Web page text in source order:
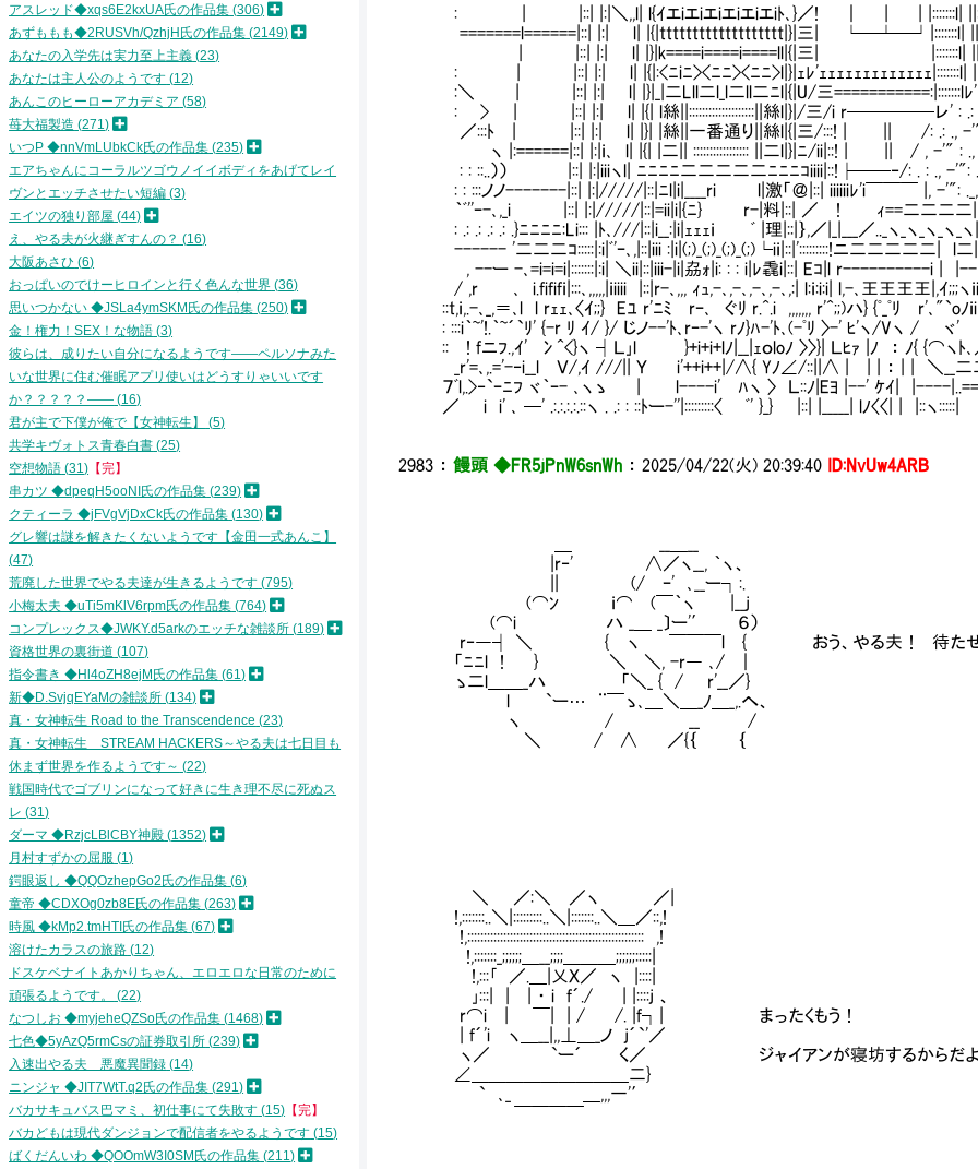
: | |::| |:|＼,,l| l{ｲエiエiエiエiエiエiﾄ､}／! ｜ | | |:::::::l|
=======l======|::| |:| l| |{|ttttttttttttttttttt|}|三| └─┴─┘|:::::::l|
| |::| |:| l| |}|k====i====i====ll|{|三| |:::::::l| ||::::::
: | |::| |:| l| |{|:<ﾆiﾆ><ﾆﾆ><ﾆﾆ>l|}|ｪﾚ'ｪｪｪｪｪｪｪｪｪｪｪｪｪ|:::::::l| ||
:＼ | |::| |:| l| |}|_|二Lll二l_l二ll二ﾆl|{|U/三===========:|:::::::lﾚ' :
: > | |::| |:| l| |{| l絲||::::::::::::::::::::||絲l|}|/三/i r─────レ' : .: .,
／:::ﾄ | |::| |:| l| |}| |絲||一番通り||絲l|{|三/:::! | || /: .: ., -'":
ヽ |:======|::| |:|ｉ､ l| |{| |二|| ::::::::::::::::: ||二l|}|ﾆ/ii|::! | || / , -'" : ., -
: : ::..）） |::| |:|iiiヽl| ﾆﾆﾆﾆ二二二二二ﾆﾆﾆｺiiii|::!├──‐/: . : ., -'": .:
: : :::ノノ-------|::| |:|/////|::|ﾆl|i|____ri l|激「＠|::| iiiiiiﾚ'i￣￣￣ |, -'":
｀ﾞ''ｰ-､,_i |::| |:|/////|::|=ii|i|{ﾆ} r-|料|::| ／ ! ｨ==二二二二|
: .: .: .: .: .}ﾆﾆﾆﾆ:Li::: |ﾄ､///|::|i__:|i|ｪｪｪｉ ﾞ |理|::|｝,／|_|___／.._ヽ_ヽ_ヽ_ヽ_
------ '二二二ｺ:::::|:i|ﾞ'ｰ､,|::|iii :|i|(;)_(;)_(;)_(;)└iｉ|::|':::::::::!ニ二二二二二| l二
, --ー -､=i=i=i|:::::::|:i| ＼ii|::|iii-|i|劦ｫ|i: : : i|ﾚ毳i|::| Eｺ|l r----------i | |--|
/ ,r ､ i.fififｉ|:::､,,,,,|ｉiiii |::|r-､,,, ｨｭ,-､,-､,-､,-､,:| l:ｉ:i:i| l,-､王王王王|,ｲ;;;ヽｉ
::t,ｉ,.-､_,＝､l l rｪｪ､〈ｲ;;} Eﾕ r'ﾆﾐ rｰ､ ぐﾘ r.^.i ,,,,,,, r'^;;)ハ} {ﾟ_ﾟﾘ r'､"`oﾉｉ
: :::i｀~'!.｀~´`ﾘ' {-r ﾘ ｲ/ }/ じノ--'ﾄ､rｰ-'ヽ rﾉ}ﾊ-'ﾄ､(-ﾟﾘ 〉-' ﾋ'ヽ/Vヽ
:: ! fニﾌ.,ｲ' 冫^<}ヽ ┤Ｌ｣l }+i+i+lﾉ|__|ｪｏloﾉ 〉〉}| Ｌﾋｧ |ﾉ ： ﾉ{ {⌒ヽ
_r'=､,.='-‐i__l Ｖ/,ｲ ///|| Ｙ i'++i++|/∧{ Yﾉ∠/::||∧ | | | ： | | ＼__二
７ﾞl,.>‐`ｰﾆﾌ ヾ｀ｰ- ､ヽゝ | l----i' ﾊヽ 〉 Ｌ::ﾉ|Eﾖ |--' ｹｲ| |----|..==|
／ i i' ､ ─' .:.:.:.:.::ヽ . .: : ::ﾄー-''|:::::::::〈 ﾞ' }_} |::| |_____| lﾉ〈〈| | |::ヽ
2983 ： 饅頭 ◆FR5jPnW6snWh ： 2025/04/22(火) 20:39:40 ID:NvUw4ARB
|r‐' ∧／ヽ__, ｀ヽ、
|| (/ ｰ' ､__ー┐:.
(⌒ﾝ ｉ⌒ (￣｀ヽ |__j
(⌒i ハ _＿ _〕ー'′ ６）
r‐―┤ ＼ { ヽ ￣￣￣l { おう、やる夫！ 待たせ
「ﾆﾆl ! } ＼ ＼, -r― ､/ ｜
ゝ二l＿＿_ハ 「＼_ { / r'__／}
l `ー… ¨￣ゝ､＿＼＿_ﾉ＿_,.へ、
ヽ / __ /
＼ / ∧ ／{｛ ｛
＼ ／:＼ ／ヽ ／|
!,:::::::..＼|:::::::::..＼|:::::::..＼＿／::,!
!,:::::::::::::::::::::::::::::::::::::::::::::::::::::: ,!
!,:::::::_;;;;;;＿__;;;;＿＿＿;;;;;;:::::|
!,:::｢ ／.＿|乂Ｘ／ ヽ |::::|
｣:::| | | ・ i f´./ | |::::j 、
r⌒i | ￣| | / /. |f┐| まったくもう！
| f´'i ヽ＿__|,,⊥＿_ノ j´`'／
ヽ／ `ー´ く／ ジャイアンが寝坊するからだよ
∠＿＿＿＿＿＿＿＿＿二}
` ､_ ＿,,,一'′
アスレッド◆xqs6E2kxUA氏の作品集 306
あずももも◆2RUSVh/QzhjH氏の作品集 2149
あなたの入学先は実力至上主義 23
あなたは主人公のようです 12
あんこのヒーローアカデミア 58
苺大福製造 271
いつP ◆nnVmLUbkCk氏の作品集 235
エアちゃんにコーラルツゴウノイイボディをあげてレイ
ヴンとエッチさせたい短編 3
エイツの独り部屋 44
え、やる夫が火継ぎすんの？
16
大阪あさひ 6
おっぱいのでけーヒロインと行く色んな世界 36
思いつかない ◆JSLa4ymSKM氏の作品集 250
金！権力！SEX！な物語 3
彼らは、成りたい自分になるようです――ペルソナみた
いな世界に住む催眠アプリ使いはどうすりゃいいです
か？？？？？―― 16
君が主で下僕が俺で【女神転生】
5
共学キヴォトス青春白書 25
空想物語 31
【完】
串カツ ◆dpeqH5ooNI氏の作品集 239
クティーラ ◆jFVgVjDxCk氏の作品集 130
グレ響は謎を解きたくないようです【金田一式あんこ】
47
荒廃した世界でやる夫達が生きるようです 795
小梅太夫 ◆uTi5mKlV6rpm氏の作品集 764
コンプレックス◆JWKY.d5arkのエッチな雑談所 189
資格世界の裏街道
107
指令書き ◆Hl4oZH8ejM氏の作品集 61
新◆D.SvjqEYaMの雑談所 134
真・女神転生 Road to the Transcendence 23
真・女神転生 STREAM HACKERS～やる夫は七日目も
休まず世界を作るようです～
22
戦国時代でゴブリンになって好きに生き理不尽に死ぬス
レ 31
ダーマ ◆RzjcLBlCBY神殿 1352
月村すずかの屈服
1
鍔眼返し ◆QQOzhepGo2氏の作品集 6
童帝 ◆CDXOg0zb8E氏の作品集 263
時風 ◆kMp2.tmHTI氏の作品集 67
溶けたカラスの旅路 12
ドスケベナイトあかりちゃん、エロエロな日常のために
頑張るようです。
22
なつしお ◆myjeheQZSo氏の作品集 1468
七色◆5yAzQ5rmCsの証券取引所 239
入速出やる夫 悪魔異聞録 14
ニンジャ ◆JIT7WtT.q2氏の作品集 291
バカサキュバス巴マミ、初仕事にて失敗す 15
【完】
バカどもは現代ダンジョンで配信者をやるようです 15
ばくだんいわ ◆QOOmW3I0SM氏の作品集 211